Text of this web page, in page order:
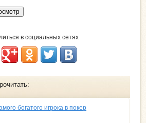
в социальных сетях
богатого игрока в покер